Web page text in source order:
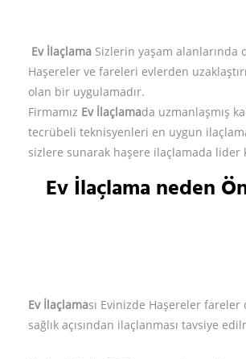
Ev İlaçlama Sizlerin yaşam alanlarında
Haşereler ve fareleri evlerden
olan bir uygulamadır.
Firmamız Ev İlaçlamada uzmanlaşmış
tecrübeli teknisyenleri en uygun
sizlere sunarak haşere ilaçlamada lider
Ev İlaçlama neden
Ev İlaçlaması Evinizde Haşereler fareler
sağlık açısından ilaçlanması tavsiye